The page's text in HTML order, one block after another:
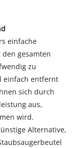
einfache
den gesamten
zu
einfach entfernt
sich durch
aus,
wird.
Alternative,